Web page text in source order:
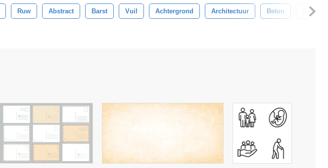
Ruw Abstract Barst Vuil Achtergrond Architectuur Beton Cement